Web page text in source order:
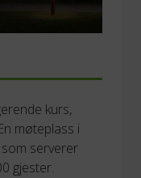
kurs,
møteplass i
serverer
gjester.